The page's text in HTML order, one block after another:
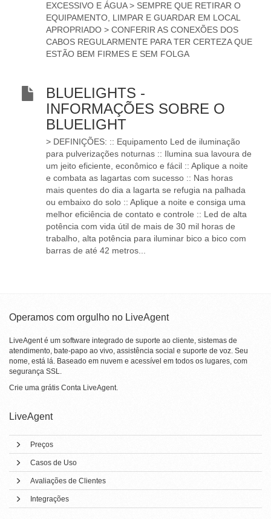
EXCESSIVO E ÁGUA > SEMPRE QUE RETIRAR O
EQUIPAMENTO, LIMPAR E GUARDAR EM LOCAL
APROPRIADO > CONFERIR AS CONEXÕES DOS
CABOS REGULARMENTE PARA TER CERTEZA QUE
ESTÃO BEM FIRMES E SEM FOLGA
BLUELIGHTS -
INFORMAÇÕES SOBRE O
BLUELIGHT
> DEFINIÇÕES: :: Equipamento Led de iluminação
para pulverizações noturnas :: Ilumina sua lavoura de
um jeito eficiente, econômico e fácil :: Aplique a noite
e combata as lagartas com sucesso :: Nas horas
mais quentes do dia a lagarta se refugia na palhada
ou embaixo do solo :: Aplique a noite e consiga uma
melhor eficiência de contato e controle :: Led de alta
potência com vida útil de mais de 30 mil horas de
trabalho, alta potência para iluminar bico a bico com
barras de até 42 metros...
Operamos com orgulho no LiveAgent
LiveAgent é um software integrado de suporte ao cliente, sistemas de
atendimento, bate-papo ao vivo, assistência social e suporte de voz. Seu
nome, está lá. Baseado em nuvem e acessível em todos os lugares, com
segurança SSL.
Crie uma grátis Conta LiveAgent.
LiveAgent
Preços
Casos de Uso
Avaliações de Clientes
Integrações